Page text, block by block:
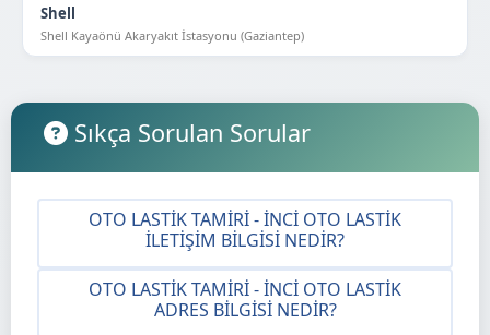
Shell
Shell Kayaönü Akaryakıt İstasyonu (Gaziantep)
Sıkça Sorulan Sorular
OTO LASTIK TAMIRI - İNCI OTO LASTIK
İLETIŞIM BILGISI NEDIR?
OTO LASTIK TAMIRI - İNCI OTO LASTIK
ADRES BILGISI NEDIR?